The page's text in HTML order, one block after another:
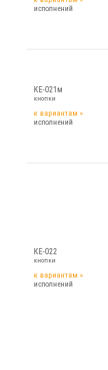
исполнений
КЕ-021м
кнопки
к вариантам »
исполнений
КЕ-022
кнопки
к вариантам »
исполнений